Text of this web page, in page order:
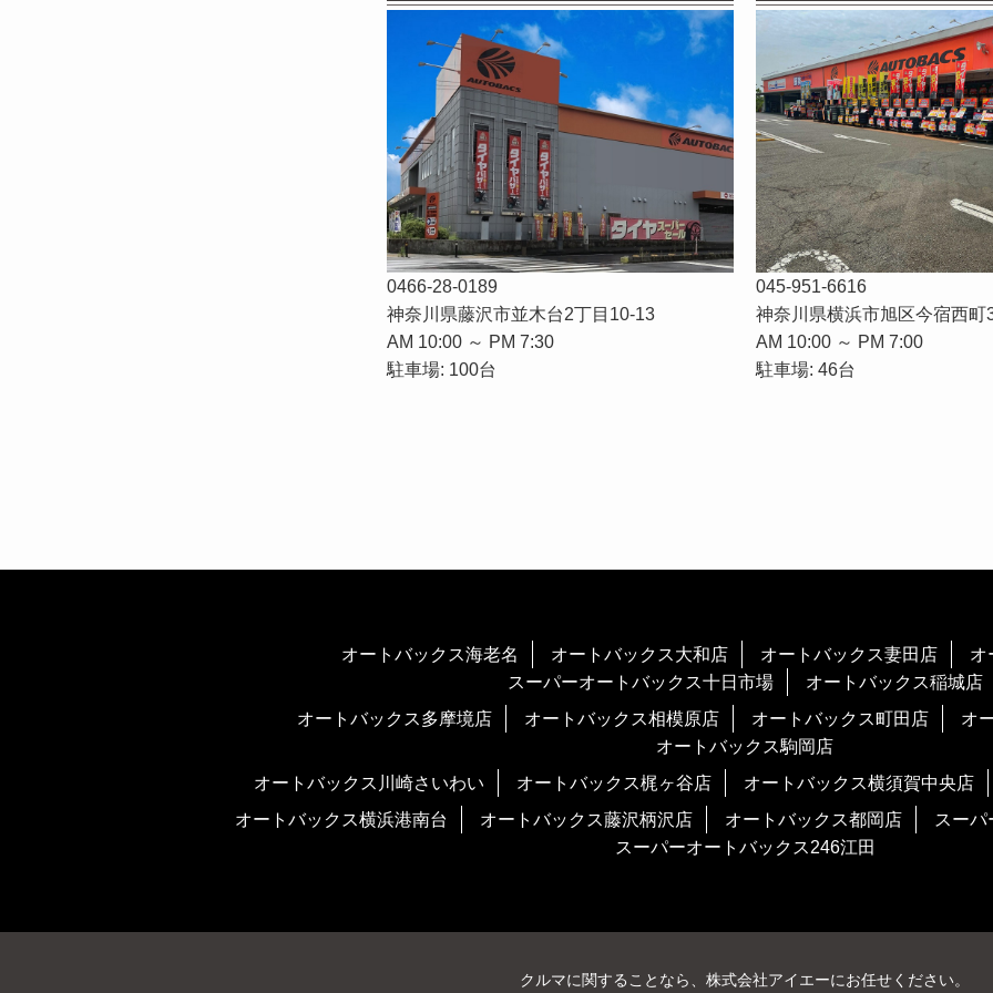
0466-28-0189
神奈川県藤沢市並木台2丁目10-13
AM 10:00 ～ PM 7:30
駐車場: 100台
045-951-6616
神奈川県横浜市旭区今宿西町
AM 10:00 ～ PM 7:00
駐車場: 46台
オートバックス海老名 オートバックス大和店 オートバックス妻田店
オ
スーパーオートバックス十日市場
オートバックス稲城店
オートバックス多摩境店
オートバックス相模原店 オートバックス町田店
オ
オートバックス駒岡店
オートバックス川崎さいわい
オートバックス梶ヶ谷店
オートバックス横須賀中央店
オートバックス横浜港南台
オートバックス藤沢柄沢店 オートバックス都岡店
スー
スーパーオートバックス246江田
クルマに関することなら、株式会社アイエーにお任せください。